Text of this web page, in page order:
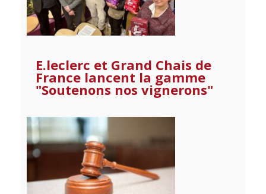
E.leclerc et Grand Chais de
France lancent la gamme
"Soutenons nos vignerons"